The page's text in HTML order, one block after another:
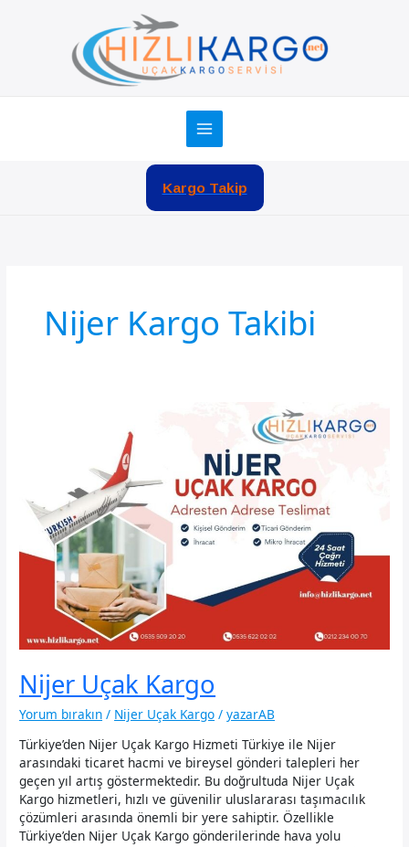
Kargo Takip
Nijer Kargo Takibi
Nijer Uçak Kargo
Yorum bırakın / Nijer Uçak Kargo /yazarAB
Türkiye’den Nijer Uçak Kargo Hizmeti Türkiye ile Nijer
arasındaki ticaret hacmi ve bireysel gönderi talepleri her
geçen yıl artış göstermektedir. Bu doğrultuda Nijer Uçak
Kargo hizmetleri, hızlı ve güvenilir uluslararası taşımacılık
çözümleri arasında önemli bir yere sahiptir. Özellikle
Türkiye’den Nijer Uçak Kargo gönderilerinde hava yolu